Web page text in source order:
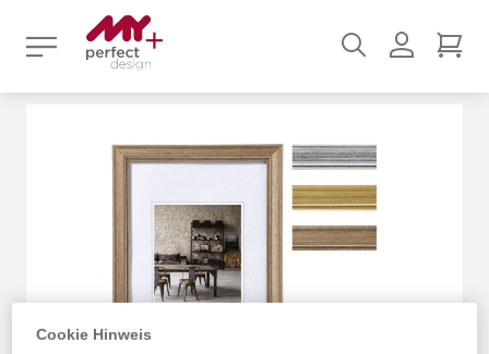
Suchen
Cookie Hinweis